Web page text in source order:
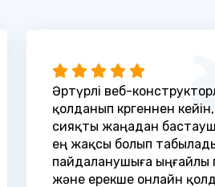
Әртүрлі веб-
қолданып көргеннен
сияқты жаңадан
ең жақсы болып
пайдаланушыға ыңғайлы
және ерекше онлайн